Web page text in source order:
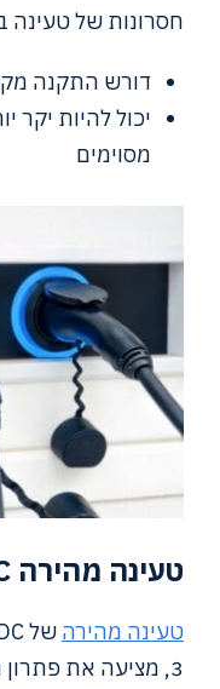
חסרונות של טעינה
דורש התקנה
מסוימים
טעינה מהירה DC
טעינה מהירה
3, מציעה את